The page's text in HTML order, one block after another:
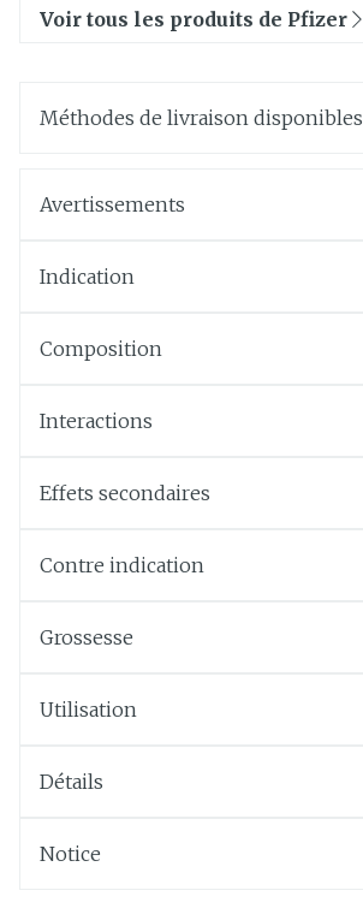
Voir tous les produits de Pfizer
Méthodes de livraison disponibles
Avertissements
Indication
Composition
Interactions
Effets secondaires
Contre indication
Grossesse
Utilisation
Détails
Notice